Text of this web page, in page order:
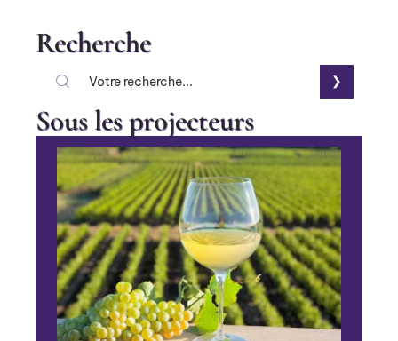
Recherche
Sous les projecteurs